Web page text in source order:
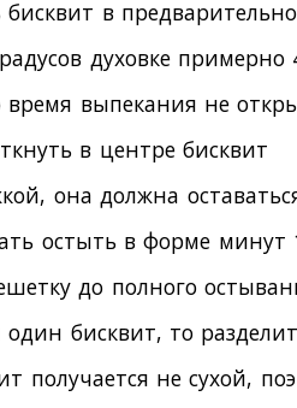
в предварительно
духовке примерно
время выпекания не
в центре бисквит
она должна
остыть в форме минут
до полного
бисквит, то
получается не сухой,